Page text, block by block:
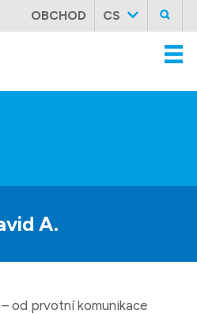
OBCHOD CS
A.
od prvotní komunikace